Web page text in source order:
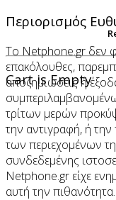
Cart is Empty
Περιορισμός
Το Netphone.gr δεν
επακόλουθες,
αποζημιώσεις ή
τρίτων μερών
την αντιγραφή, ή
των περιεχομένων
συνδεδεμένης
Netphone.gr είχε
αυτή την πιθανότητα.